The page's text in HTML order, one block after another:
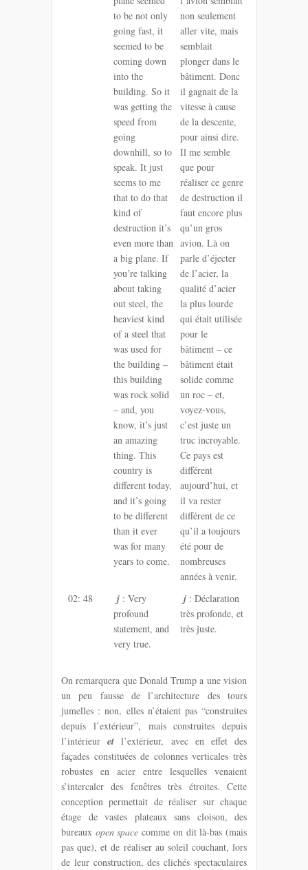
to be not only
going fast, it
seemed to be
coming down
into the
building. So it
was getting the
speed from
going
downhill, so to
speak. It just
seems to me
that to do that
kind of
destruction it’s
even more than
a big plane. If
you’re talking
about taking
out steel, the
heaviest kind
of a steel that
was used for
the building –
this building
was rock solid
– and, you
know, it’s just
an amazing
thing. This
country is
different today,
and it’s going
to be different
than it ever
was for many
years to come.
non seulement
aller vite, mais
semblait
plonger dans le
bâtiment. Donc
il gagnait de la
vitesse à cause
de la descente,
pour ainsi dire.
Il me semble
que pour
réaliser ce genre
de destruction il
faut encore plus
qu’un gros
avion. Là on
parle d’éjecter
de l’acier, la
qualité d’acier
la plus lourde
qui était utilisée
pour le
bâtiment – ce
bâtiment était
solide comme
un roc – et,
voyez-vous,
c’est juste un
truc incroyable.
Ce pays est
différent
aujourd’hui, et
il va rester
différent de ce
qu’il a toujours
été pour de
nombreuses
années à venir.
02: 48
j : Very
profound
statement, and
very true.
j : Déclaration
très profonde, et
très juste.
On remarquera que Donald Trump a une vision
un peu fausse de l’architecture des tours
jumelles : non, elles n’étaient pas “construites
depuis l’extérieur”, mais construites depuis
l’intérieuret l’extérieur, avec en effet des
façades constituées de colonnes verticales très
robustes en acier entre lesquelles venaient
s’intercaler des fenêtres très étroites. Cette
conception permettait de réaliser sur chaque
étage de vastes plateaux sans cloison, des
bureaux open space comme on dit là-bas (mais
pas que), et de réaliser au soleil couchant, lors
de leur construction, des clichés spectaculaires